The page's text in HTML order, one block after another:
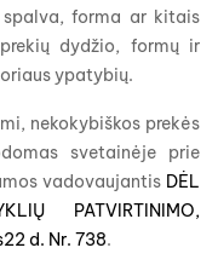
spalva, forma ar kitais
dydžio, formų ir
ypatybių.
nekokybiškos prekės
svetainėje prie
vadovaujantis DĖL
PATVIRTINIMO,
d. Nr. 738.